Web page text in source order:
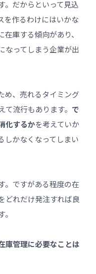
。だからといって見込
を作るわけにはいかな
庫する傾向があり、
なってしまう企業が出
め、売れるタイミング
流行もあります。 で
化するかを考えていか
しかなくなってしまい
。ですがある程度の在
どれだけ発注すれば良
庫管理に必要なことは